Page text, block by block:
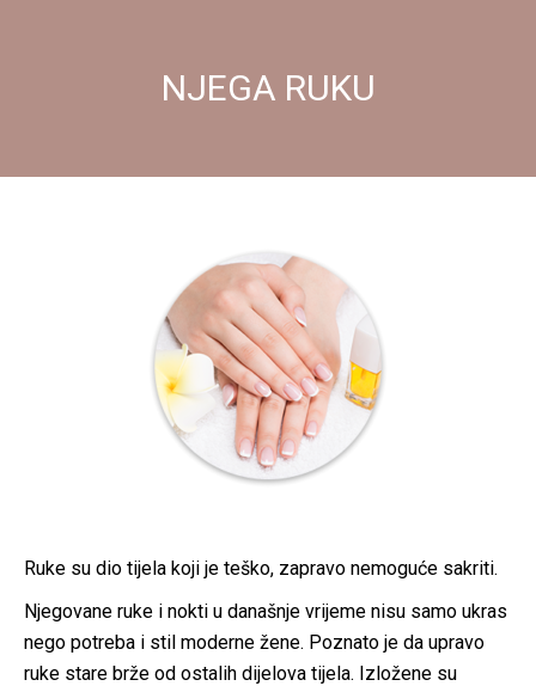
NJEGA RUKU
Ruke su dio tijela koji je teško, zapravo nemoguće sakriti.
Njegovane ruke i nokti u današnje vrijeme nisu samo ukras
nego potreba i stil moderne žene. Poznato je da upravo
ruke stare brže od ostalih dijelova tijela. Izložene su